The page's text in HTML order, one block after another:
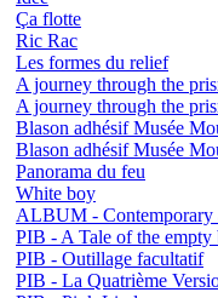
Ça flotte
Ric Rac
Les formes du relief
A journey through the
A journey through the
Blason adhésif Musée
Blason adhésif Musée
Panorama du feu
White boy
ALBUM - Contemporary
PIB - A Tale of the empty
PIB - Outillage facultatif
PIB - La Quatrième